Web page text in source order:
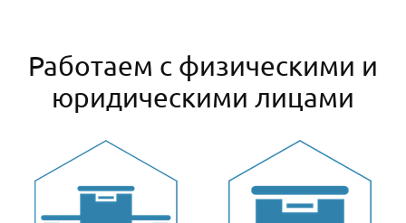
Работаем с физическими и
юридическими лицами